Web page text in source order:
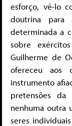
esforço, vê-lo
doutrina para
determinada a
sobre
Guilherme de
ofereceu
instrumento
pretensões da
nenhuma outra
seres